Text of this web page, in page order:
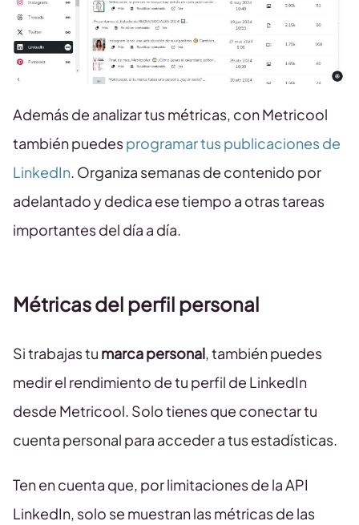
Además de analizar tus métricas, con Metricool
también puedesprogramar tus publicaciones de
LinkedIn. Organiza semanas de contenido por
adelantado y dedica ese tiempo a otras tareas
importantes del día a día.
Métricas del perfil personal
Si trabajas tu marca personal, también puedes
medir el rendimiento de tu perfil de LinkedIn
desde Metricool. Solo tienes que conectar tu
cuenta personal para acceder a tus estadísticas.
Ten en cuenta que, por limitaciones de la API
LinkedIn, solo se muestran las métricas de las